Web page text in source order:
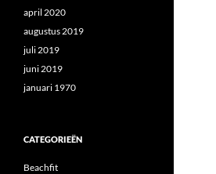
april 2020
augustus 2019
juli 2019
juni 2019
januari 1970
CATEGORIEËN
Beachfit